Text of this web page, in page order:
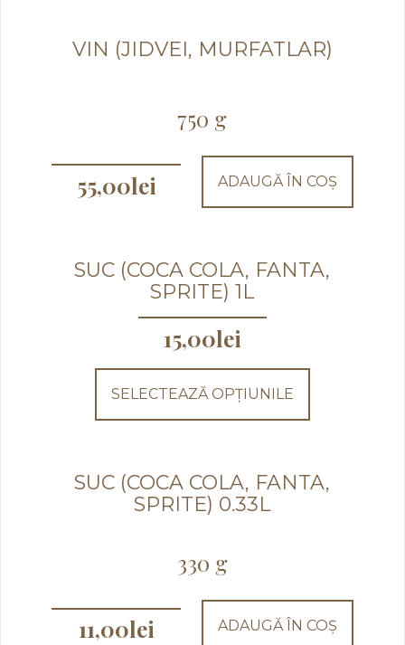
VIN (JIDVEI, MURFATLAR)
750 g
55,00lei ADAUGĂ ÎN COȘ
SUC (COCA COLA, FANTA,
SPRITE) 1L
15,00lei
SELECTEAZĂ OPȚIUNILE
Acest
mai
multe
pot
fi
alese
pagina
produsului.
SUC (COCA COLA, FANTA,
SPRITE) 0.33L
330 g
11,00lei ADAUGĂ ÎN COȘ